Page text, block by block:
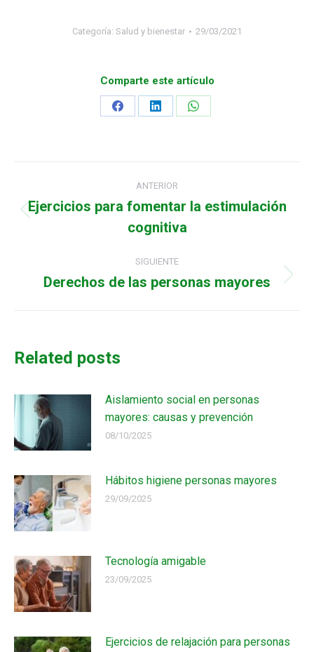
Categoría: Salud y bienestar 29/03/2021
Comparte este artículo
Share
Share
Share
Navegación
entre
publicaciones
ANTERIOR
anterior:
Ejercicios para fomentar la estimulación
cognitiva
SIGUIENTE
Publicación
Derechos de las personas mayores
Related posts
Aislamiento social en personas
mayores: causas y prevención
08/10/2025
Hábitos higiene personas mayores
29/09/2025
Tecnología amigable
23/09/2025
Ejercicios de relajación para personas